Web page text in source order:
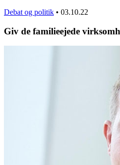
Debat og politik • 03.10.22
Giv de familieejede